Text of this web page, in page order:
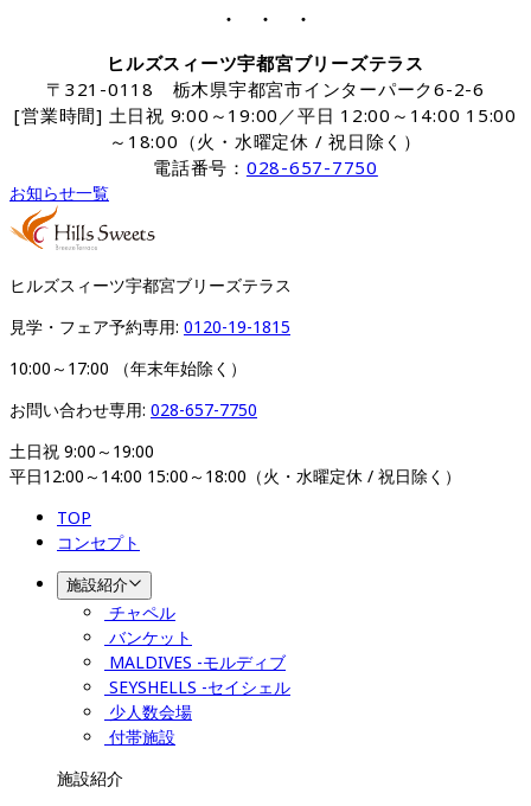
・ ・ ・
ヒルズスィーツ宇都宮ブリーズテラス
〒321-0118 栃木県宇都宮市インターパーク6-2-6
[営業時間] 土日祝 9:00～19:00／平日 12:00～14:00 15:00
～18:00（火・水曜定休 / 祝日除く）
電話番号： 028-657-7750
お知らせ一覧
ヒルズスィーツ宇都宮ブリーズテラス
見学・フェア予約専用: 0120-19-1815
10:00～17:00 （年末年始除く）
お問い合わせ専用: 028-657-7750
土日祝 9:00～19:00
平日12:00～14:00 15:00～18:00（火・水曜定休 / 祝日除く）
TOP
コンセプト
施設紹介
チャペル
バンケット
MALDIVES -モルディブ
SEYSHELLS -セイシェル
少人数会場
付帯施設
施設紹介